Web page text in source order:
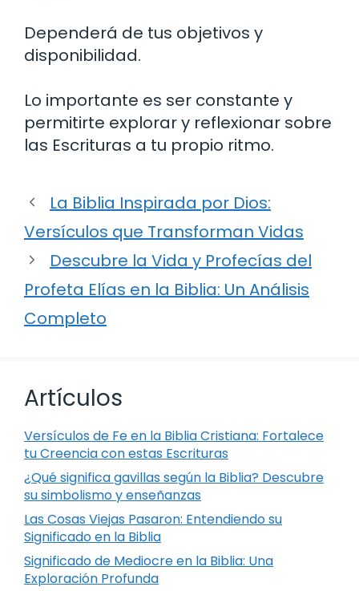
Dependerá de tus objetivos y
disponibilidad.
Lo importante es ser constante y
permitirte explorar y reflexionar sobre
las Escrituras a tu propio ritmo.
La Biblia Inspirada por Dios:
Versículos que Transforman Vidas
Descubre la Vida y Profecías del
Profeta Elías en la Biblia: Un Análisis
Completo
Artículos
Versículos de Fe en la Biblia Cristiana: Fortalece
tu Creencia con estas Escrituras
¿Qué significa gavillas según la Biblia? Descubre
su simbolismo y enseñanzas
Las Cosas Viejas Pasaron: Entendiendo su
Significado en la Biblia
Significado de Mediocre en la Biblia: Una
Exploración Profunda